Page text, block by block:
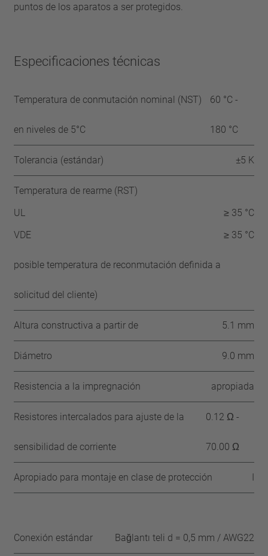
puntos de los aparatos a ser protegidos.
Especificaciones técnicas
Temperatura de conmutación nominal (NST)
en niveles de 5°C
60 °C -
180 °C
Tolerancia (estándar) ±5 K
Temperatura de rearme (RST)
UL
≥ 35 °C
VDE
≥ 35 °C
posible temperatura de reconmutación definida a
solicitud del cliente)
Altura constructiva a partir de 5.1 mm
Diámetro 9.0 mm
Resistencia a la impregnación apropiada
Resistores intercalados para ajuste de la
sensibilidad de corriente
0.12 Ω -
70.00 Ω
Apropiado para montaje en clase de protección I
Conexión estándar Bağlantı teli d = 0,5 mm / AWG22